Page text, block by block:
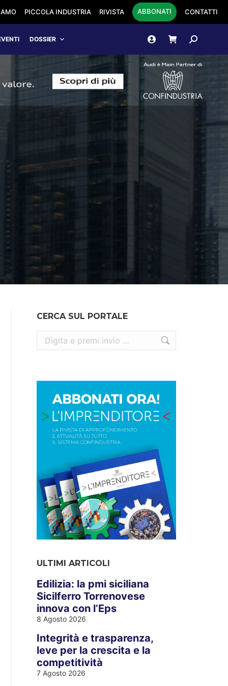
PICCOLA INDUSTRIA RIVISTA ABBONATI CONTATTI
DOSSIER Cerca:
CERCA SUL PORTALE
Cerca:
ULTIMI ARTICOLI
Edilizia: la pmi siciliana
Sicilferro Torrenovese
innova con l’Eps
8 Agosto 2026
Integrità e trasparenza,
leve per la crescita e la
competitività
7 Agosto 2026